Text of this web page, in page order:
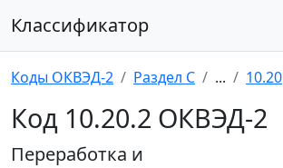
Классификатор
Коды ОКВЭД-2 Раздел C ... 10.20
Код 10.20.2 ОКВЭД-2
Переработка и